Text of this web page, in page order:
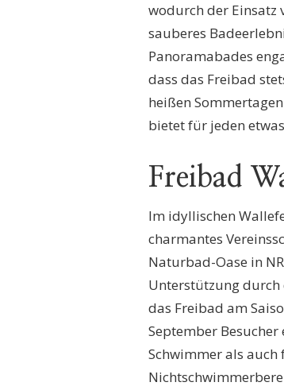
wodurch der Einsatz
sauberes
Panoramabades
dass das Freibad
heißen
bietet für jeden
Freibad
Im idyllischen
charmantes
Naturbad-Oase in
Unterstützung durch
das Freibad am
September
Schwimmer als